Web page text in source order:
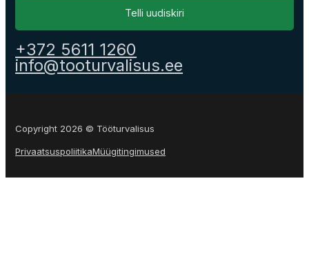
Telli uudiskiri
+372 5611 1260
info@tooturvalisus.ee
Copyright 2026 © Tööturvalisus
PrivaatsuspoliitikaMüügitingimused